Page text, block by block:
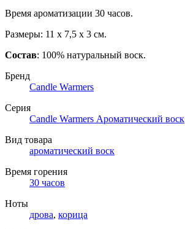
Время ароматизации 30 часов.
Размеры: 11 х 7,5 х 3 см.
Состав: 100% натуральный воск.
Бренд
Candle Warmers
Серия
Candle Warmers Ароматический воск
Вид товара
ароматический воск
Время горения
30 часов
Ноты
дрова, корица